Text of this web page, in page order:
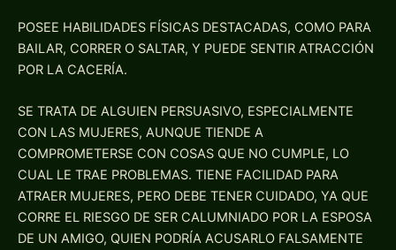
POSEE HABILIDADES FÍSICAS DESTACADAS, COMO PARA
BAILAR, CORRER O SALTAR, Y PUEDE SENTIR ATRACCIÓN
POR LA CACERÍA.
SE TRATA DE ALGUIEN PERSUASIVO, ESPECIALMENTE
CON LAS MUJERES, AUNQUE TIENDE A
COMPROMETERSE CON COSAS QUE NO CUMPLE, LO
CUAL LE TRAE PROBLEMAS. TIENE FACILIDAD PARA
ATRAER MUJERES, PERO DEBE TENER CUIDADO, YA QUE
CORRE EL RIESGO DE SER CALUMNIADO POR LA ESPOSA
DE UN AMIGO, QUIEN PODRÍA ACUSARLO FALSAMENTE